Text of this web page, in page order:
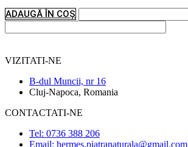
ADAUGĂ ÎN COȘ
VIZITATI-NE
B-dul Muncii, nr 16
Cluj-Napoca, Romania
CONTACTATI-NE
Tel: 0736 388 206
Email: hermes.piatranaturala@gmail.com